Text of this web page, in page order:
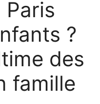
Paris
?
des
famille